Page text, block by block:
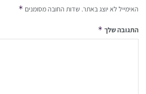
האימייל לא יוצג באתר. שדות החובה מסומנים *
התגובה שלך *